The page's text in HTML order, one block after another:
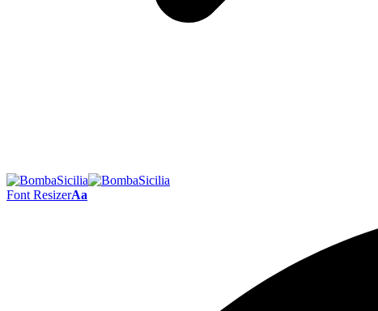
Font ResizerAa